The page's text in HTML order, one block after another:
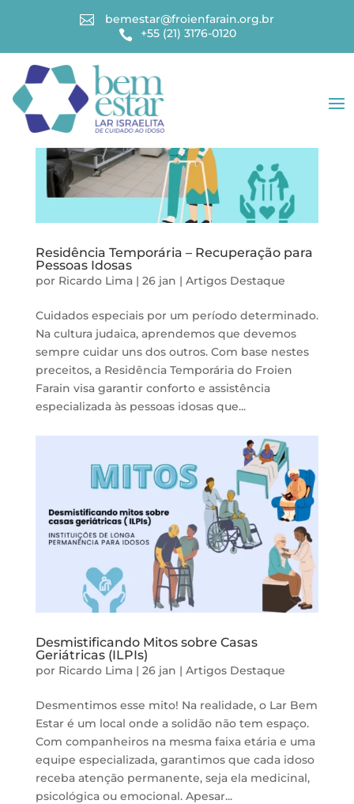

bemestar@froienfarain.org.br

+55 (21) 3176-0120
Residência Temporária – Recuperação para
Pessoas Idosas
por Ricardo Lima| 26 jan | Artigos Destaque
Cuidados especiais por um período determinado.
Na cultura judaica, aprendemos que devemos
sempre cuidar uns dos outros. Com base nestes
preceitos, a Residência Temporária do Froien
Farain visa garantir conforto e assistência
especializada às pessoas idosas que...
Desmistificando Mitos sobre Casas
Geriátricas (ILPIs)
por Ricardo Lima| 26 jan | Artigos Destaque
Desmentimos esse mito! Na realidade, o Lar Bem
Estar é um local onde a solidão não tem espaço.
Com companheiros na mesma faixa etária e uma
equipe especializada, garantimos que cada idoso
receba atenção permanente, seja ela medicinal,
psicológica ou emocional. Apesar...